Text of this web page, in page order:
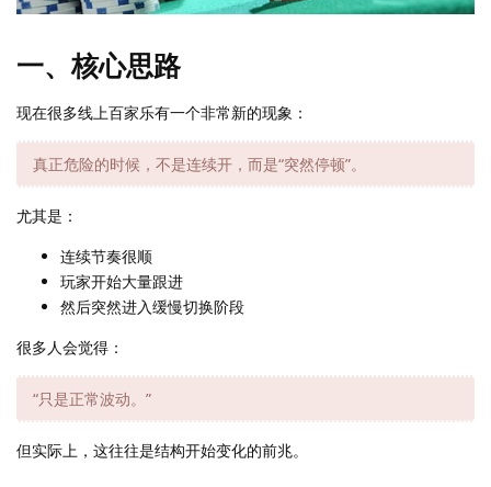
一、核心思路
现在很多线上百家乐有一个非常新的现象：
真正危险的时候，不是连续开，而是“突然停顿”。
尤其是：
连续节奏很顺
玩家开始大量跟进
然后突然进入缓慢切换阶段
很多人会觉得：
“只是正常波动。”
但实际上，这往往是结构开始变化的前兆。